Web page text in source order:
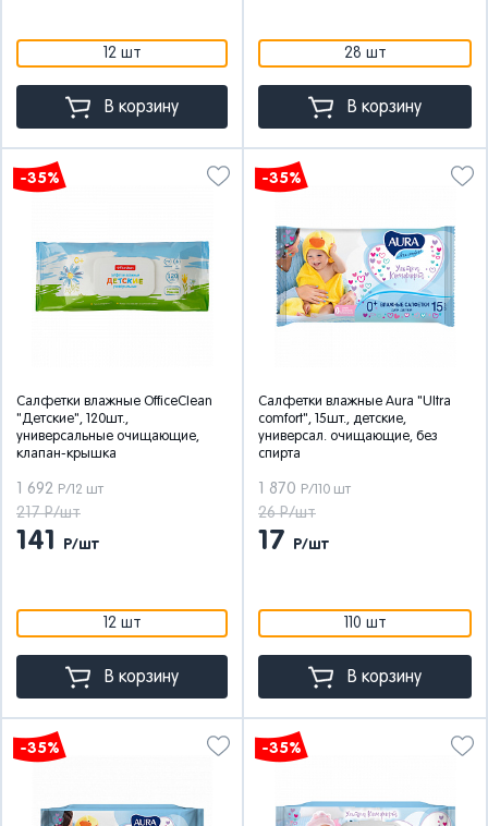
12 шт
В корзину
28 шт
В корзину
-35%
Салфетки влажные OfficeClean
"Детские", 120шт.,
универсальные очищающие,
клапан-крышка
1 692 Р/12 шт
217 Р/шт
141 Р/шт
12 шт
В корзину
-35%
Салфетки влажные Aura "Ultra
comfort", 15шт., детские,
универсал. очищающие, без
спирта
1 870 Р/110 шт
26 Р/шт
17 Р/шт
110 шт
В корзину
-35% -35%